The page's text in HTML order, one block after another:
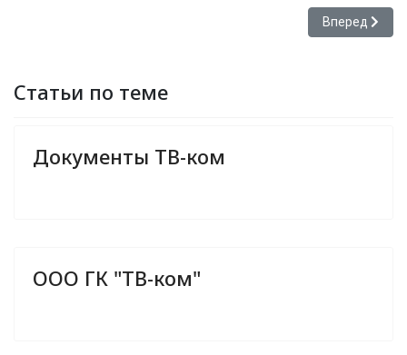
Следующий:
Вперед
Статьи по теме
Документы ТВ-ком
ООО ГК "ТВ-ком"